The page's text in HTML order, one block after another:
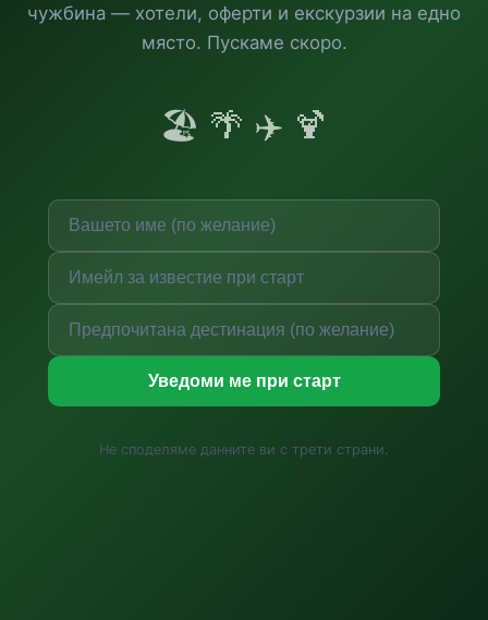
чужбина — хотели, оферти и екскурзии на едно
място. Пускаме скоро.
🏖️ 🌴 ✈️ 🍹
Уведоми ме при старт
Не споделяме данните ви с трети страни.